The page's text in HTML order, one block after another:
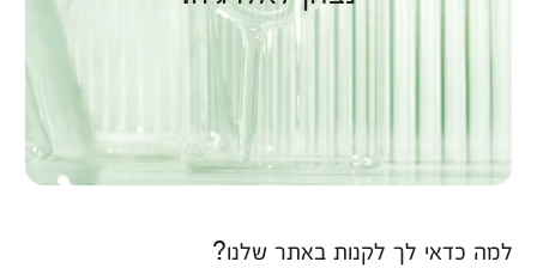
למה כדאי לך לקנות באתר שלנו?